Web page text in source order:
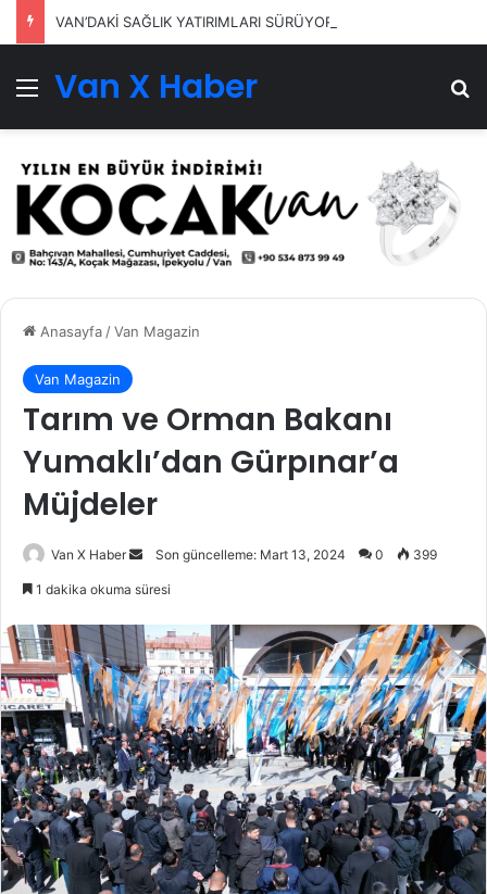
VAN’DAKİ SAĞLIK YATIRIMLARI SÜRÜYOR
Menü
Van X Haber
Anasayfa/Van Magazin
Van Magazin
Tarım ve Orman Bakanı
Yumaklı’dan Gürpınar’a
Müjdeler
Van X Haber
Bir
göndermek
Son güncelleme: Mart 13, 2024 0 399
1 dakika okuma süresi